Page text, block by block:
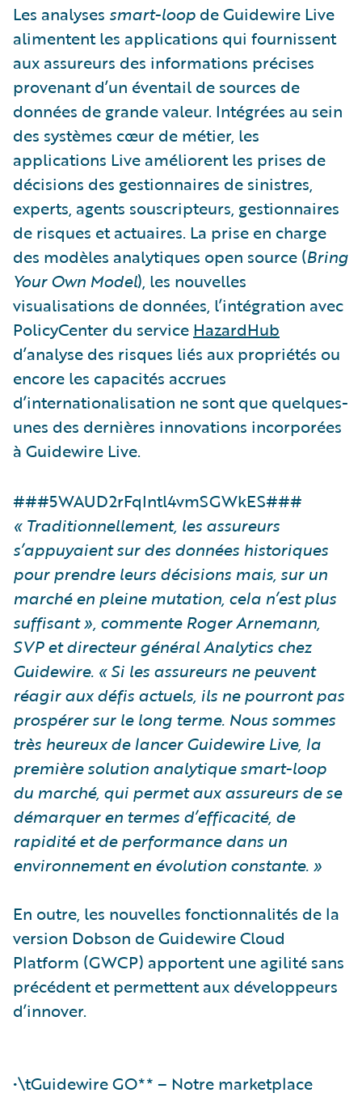
Les analyses smart-loop de Guidewire Live
alimentent les applications qui fournissent
aux assureurs des informations précises
provenant d’un éventail de sources de
données de grande valeur. Intégrées au sein
des systèmes cœur de métier, les
applications Live améliorent les prises de
décisions des gestionnaires de sinistres,
experts, agents souscripteurs, gestionnaires
de risques et actuaires. La prise en charge
des modèles analytiques open source (Bring
Your Own Model), les nouvelles
visualisations de données, l’intégration avec
PolicyCenter du service HazardHub
d’analyse des risques liés aux propriétés ou
encore les capacités accrues
d’internationalisation ne sont que quelques-
unes des dernières innovations incorporées
à Guidewire Live.
###5WAUD2rFqIntl4vmSGWkES###
« Traditionnellement, les assureurs
s’appuyaient sur des données historiques
pour prendre leurs décisions mais, sur un
marché en pleine mutation, cela n’est plus
suffisant », commente Roger Arnemann,
SVP et directeur général Analytics chez
Guidewire. « Si les assureurs ne peuvent
réagir aux défis actuels, ils ne pourront pas
prospérer sur le long terme. Nous sommes
très heureux de lancer Guidewire Live, la
première solution analytique smart-loop
du marché, qui permet aux assureurs de se
démarquer en termes d’efficacité, de
rapidité et de performance dans un
environnement en évolution constante. »
En outre, les nouvelles fonctionnalités de la
version Dobson de Guidewire Cloud
Platform (GWCP) apportent une agilité sans
précédent et permettent aux développeurs
d’innover.
•\tGuidewire GO** – Notre marketplace